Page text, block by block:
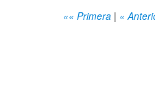
«« Primera | «